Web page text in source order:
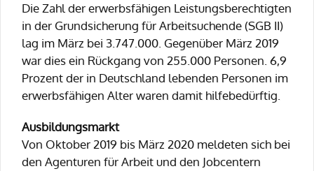
Die Zahl der erwerbsfähigen Leistungsberechtigten
in der Grundsicherung für Arbeitsuchende (SGB II)
lag im März bei 3.747.000. Gegenüber März 2019
war dies ein Rückgang von 255.000 Personen. 6,9
Prozent der in Deutschland lebenden Personen im
erwerbsfähigen Alter waren damit hilfebedürftig.
Ausbildungsmarkt
Von Oktober 2019 bis März 2020 meldeten sich bei
den Agenturen für Arbeit und den Jobcentern